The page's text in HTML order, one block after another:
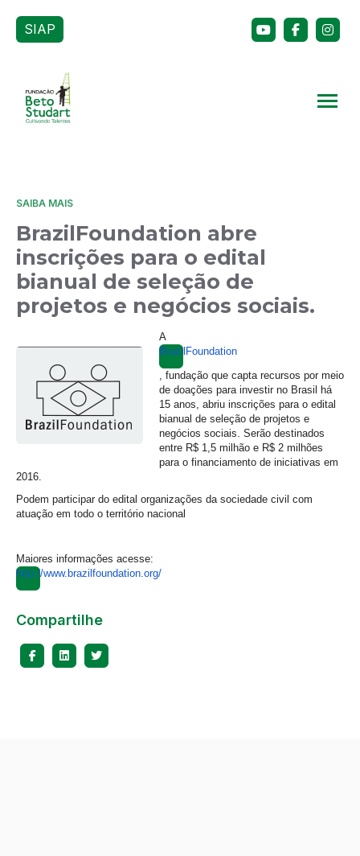
SIAP
SAIBA MAIS
BrazilFoundation abre
inscrições para o edital
bianual de seleção de
projetos e negócios sociais.
A
BrazilFoundation
, fundação que capta recursos por meio
de doações para investir no Brasil há
15 anos, abriu inscrições para o edital
bianual de seleção de projetos e
negócios sociais. Serão destinados
entre R$ 1,5 milhão e R$ 2 milhões
para o financiamento de iniciativas em
2016.
Podem participar do edital organizações da sociedade civil com
atuação em todo o território nacional
Maiores informações acesse:
http://www.brazilfoundation.org/
Compartilhe